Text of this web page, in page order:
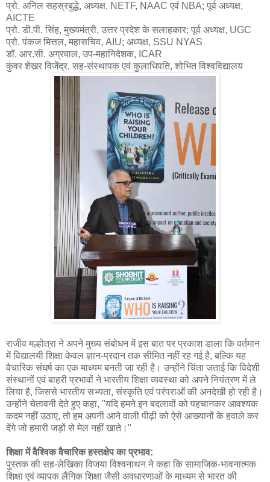
प्रो. अनिल सहस्रबुद्धे, अध्यक्ष, NETF, NAAC एवं NBA; पूर्व अध्यक्ष,
AICTE
प्रो. डी.पी. सिंह, मुख्यमंत्री, उत्तर प्रदेश के सलाहकार; पूर्व अध्यक्ष, UGC
प्रो. पंकज मित्तल, महासचिव, AIU; अध्यक्ष, SSU NYAS
डॉ. आर.सी. अग्रवाल, उप-महानिदेशक, ICAR
कुंवर शेखर विजेंद्र, सह-संस्थापक एवं कुलाधिपति, शोभित विश्वविद्यालय
राजीव मल्होत्रा ने अपने मुख्य संबोधन में इस बात पर प्रकाश डाला कि वर्तमान
में विद्यालयी शिक्षा केवल ज्ञान-प्रदान तक सीमित नहीं रह गई है, बल्कि यह
वैचारिक संघर्ष का एक माध्यम बनती जा रही है। उन्होंने चिंता जताई कि विदेशी
संस्थानों एवं बाहरी प्रभावों ने भारतीय शिक्षा व्यवस्था को अपने नियंत्रण में ले
लिया है, जिससे भारतीय सभ्यता, संस्कृति एवं परंपराओं की अनदेखी हो रही है।
उन्होंने चेतावनी देते हुए कहा, "यदि हमने इन बदलावों को पहचानकर आवश्यक
कदम नहीं उठाए, तो हम अपनी आने वाली पीढ़ी को ऐसे आख्यानों के हवाले कर
देंगे जो हमारी जड़ों से मेल नहीं खाते।"
शिक्षा में वैश्विक वैचारिक हस्तक्षेप का प्रभाव:
पुस्तक की सह-लेखिका विजया विश्वनाथन ने कहा कि सामाजिक-भावनात्मक
शिक्षा एवं व्यापक लैंगिक शिक्षा जैसी अवधारणाओं के माध्यम से भारत की